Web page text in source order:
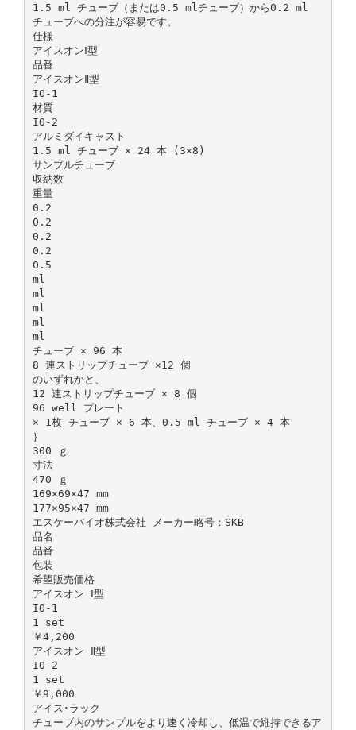
1.5 ml チューブ（または0.5 mlチューブ）から0.2 ml
チューブへの分注が容易です。
仕様
アイスオンⅠ型
品番
アイスオンⅡ型
IO-1
材質
IO-2
アルミダイキャスト
1.5 ml チューブ × 24 本 (3×8)
サンプルチューブ
収納数
重量
0.2
0.2
0.2
0.2
0.5
ml
ml
ml
ml
ml
チューブ × 96 本
8 連ストリップチューブ ×12 個
のいずれかと、
12 連ストリップチューブ × 8 個
96 well プレート
× 1枚 チューブ × 6 本、0.5 ml チューブ × 4 本
｝
300 ｇ
寸法
470 ｇ
169×69×47 mm
177×95×47 mm
エスケーバイオ株式会社 メーカー略号：SKB
品名
品番
包装
希望販売価格
アイスオン Ⅰ型
IO-1
1 set
￥4,200
アイスオン Ⅱ型
IO-2
1 set
￥9,000
アイス･ラック
チューブ内のサンプルをより速く冷却し、低温で維持できるア